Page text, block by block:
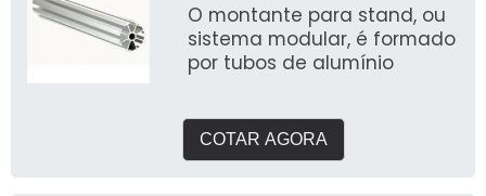
O montante para stand, ou
sistema modular, é formado
por tubos de alumínio
COTAR AGORA